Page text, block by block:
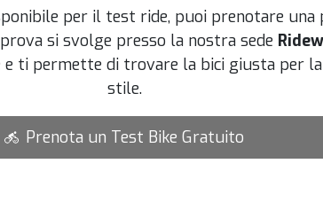
per il test ride, puoi prenotare una
si svolge presso la nostra sede
e ti permette di trovare la bici giusta per
stile.
Prenota un Test Bike Gratuito